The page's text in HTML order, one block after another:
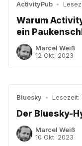
ActivityPub •
Warum
ein
Marcel Weiß
12 Okt. 2023
Bluesky • Lesezeit:
Der Bluesky-
Marcel Weiß
10 Okt. 2023